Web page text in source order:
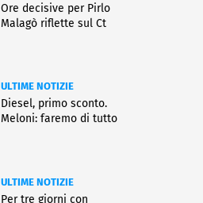
Ore decisive per Pirlo
Malagò riflette sul Ct
ULTIME NOTIZIE
Diesel, primo sconto.
Meloni: faremo di tutto
ULTIME NOTIZIE
Per tre giorni con